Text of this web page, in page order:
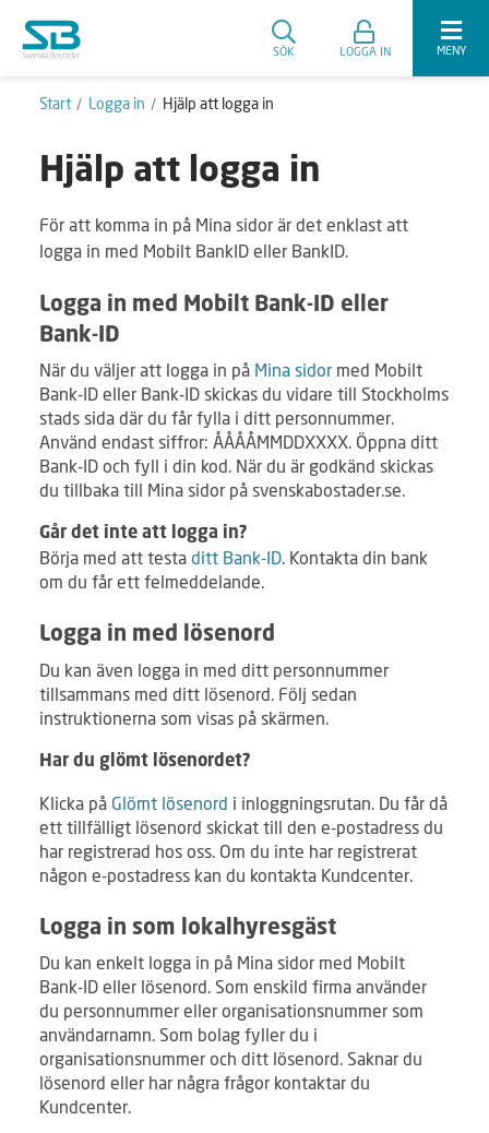
SÖK LOGGA IN MENY
Start Logga in Hjälp att logga in
Hjälp att logga in
För att komma in på Mina sidor är det enklast att
logga in med Mobilt BankID eller BankID.
Logga in med Mobilt Bank-ID eller
Bank-ID
När du väljer att logga in på Mina sidor med Mobilt
Bank-ID eller Bank-ID skickas du vidare till Stockholms
stads sida där du får fylla i ditt personnummer.
Använd endast siffror: ÅÅÅÅMMDDXXXX. Öppna ditt
Bank-ID och fyll i din kod. När du är godkänd skickas
du tillbaka till Mina sidor på svenskabostader.se.
Går det inte att logga in?
Börja med att testa ditt Bank-ID. Kontakta din bank
om du får ett felmeddelande.
Logga in med lösenord
Du kan även logga in med ditt personnummer
tillsammans med ditt lösenord. Följ sedan
instruktionerna som visas på skärmen.
Har du glömt lösenordet?
Klicka på Glömt lösenord i inloggningsrutan. Du får då
ett tillfälligt lösenord skickat till den e-postadress du
har registrerad hos oss. Om du inte har registrerat
någon e-postadress kan du kontakta Kundcenter.
Logga in som lokalhyresgäst
Du kan enkelt logga in på Mina sidor med Mobilt
Bank-ID eller lösenord. Som enskild firma använder
du personnummer eller organisationsnummer som
användarnamn. Som bolag fyller du i
organisationsnummer och ditt lösenord. Saknar du
lösenord eller har några frågor kontaktar du
Kundcenter.